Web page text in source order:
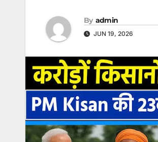
By admin
JUN 19, 2026